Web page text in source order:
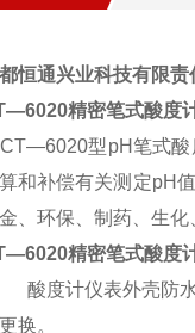
恒通兴业科技有限
精密笔式酸度
型pH笔式酸
和补偿有关测定pH
、环保、制药、生
精密笔式酸度
度计仪表外壳防水设
换。